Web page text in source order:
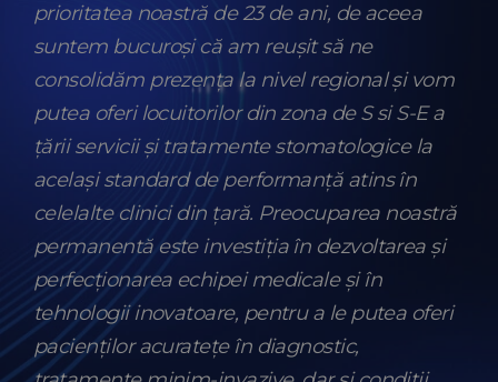
prioritatea noastră de 23 de ani, de aceea
suntem bucuroși că am reușit să ne
consolidăm prezența la nivel regional și vom
putea oferi locuitorilor din zona de S si S-E a
țării servicii și tratamente stomatologice la
același standard de performanță atins în
celelalte clinici din țară. Preocuparea noastră
permanentă este investiția în dezvoltarea și
perfecționarea echipei medicale și în
tehnologii inovatoare, pentru a le putea oferi
pacienților acuratețe în diagnostic,